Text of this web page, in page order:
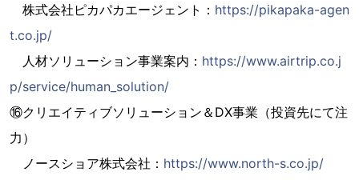
株式会社ピカパカエージェント： https://pikapaka-agen
t.co.jp/
人材ソリューション事業案内： https://www.airtrip.co.j
p/service/human_solution/
⑯クリエイティブソリューション＆DX事業（投資先にて注
力）
ノースショア株式会社： https://www.north-s.co.jp/